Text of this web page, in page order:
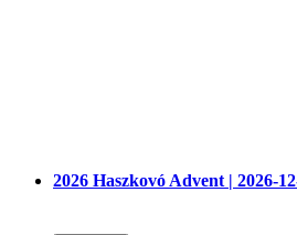
2026 Haszkovó Advent | 2026-